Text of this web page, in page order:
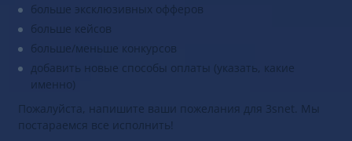
больше эксклюзивных офферов
больше кейсов
больше/меньше конкурсов
добавить новые способы оплаты (указать, какие
именно)
Пожалуйста, напишите ваши пожелания для 3snet. Мы
постараемся все исполнить!